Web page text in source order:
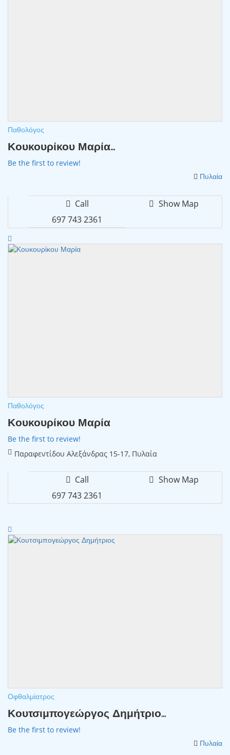
Παθολόγος
Κουκουρίκου Μαρία...
Be the first to review!
Πυλαία
Call
697 743 2361
Show Map
Παθολόγος
Κουκουρίκου Μαρία
Be the first to review!
Παραφεντίδου Αλεξάνδρας 15-17, Πυλαία
Call
697 743 2361
Show Map
Οφθαλμίατρος
Κουτσιμπογεώργος Δημήτριο...
Be the first to review!
Πυλαία